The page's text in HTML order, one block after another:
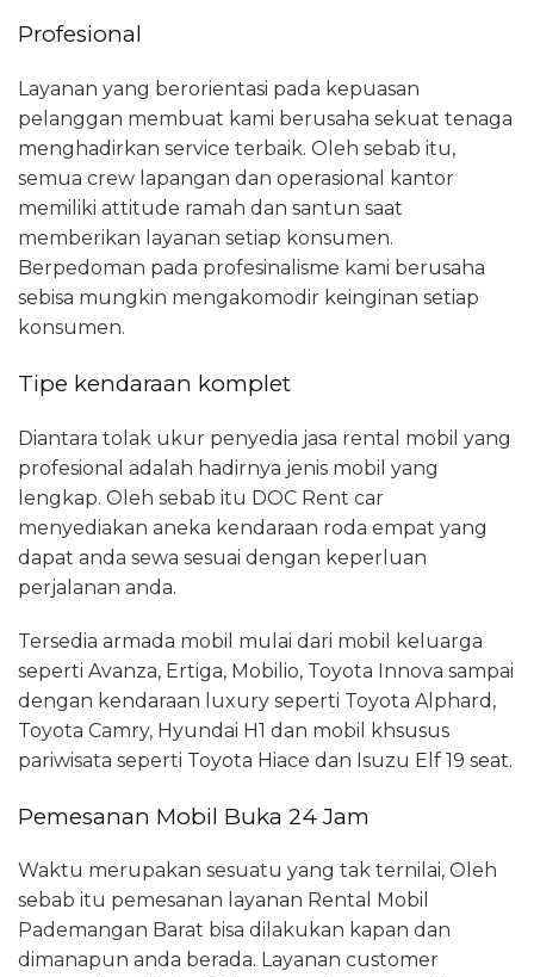
Profesional
Layanan yang berorientasi pada kepuasan
pelanggan membuat kami berusaha sekuat tenaga
menghadirkan service terbaik. Oleh sebab itu,
semua crew lapangan dan operasional kantor
memiliki attitude ramah dan santun saat
memberikan layanan setiap konsumen.
Berpedoman pada profesinalisme kami berusaha
sebisa mungkin mengakomodir keinginan setiap
konsumen.
Tipe kendaraan komplet
Diantara tolak ukur penyedia jasa rental mobil yang
profesional adalah hadirnya jenis mobil yang
lengkap. Oleh sebab itu DOC Rent car
menyediakan aneka kendaraan roda empat yang
dapat anda sewa sesuai dengan keperluan
perjalanan anda.
Tersedia armada mobil mulai dari mobil keluarga
seperti Avanza, Ertiga, Mobilio, Toyota Innova sampai
dengan kendaraan luxury seperti Toyota Alphard,
Toyota Camry, Hyundai H1 dan mobil khsusus
pariwisata seperti Toyota Hiace dan Isuzu Elf 19 seat.
Pemesanan Mobil Buka 24 Jam
Waktu merupakan sesuatu yang tak ternilai, Oleh
sebab itu pemesanan layanan Rental Mobil
Pademangan Barat bisa dilakukan kapan dan
dimanapun anda berada. Layanan customer